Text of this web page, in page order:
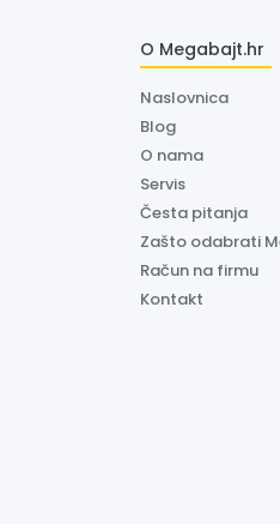
O Megabajt.hr
Naslovnica
Blog
O nama
Servis
Česta pitanja
Zašto odabrati
Račun na firmu
Kontakt